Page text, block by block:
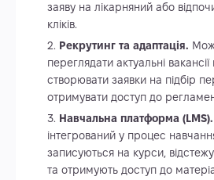
заяву на лікарняний або
кліків.
Рекрутинг та адаптація.
переглядати актуальні
створювати заявки на підбір
отримувати доступ до
Навчальна платформа (LMS).
інтегрований у процес
записуються на курси,
та отримують доступ до